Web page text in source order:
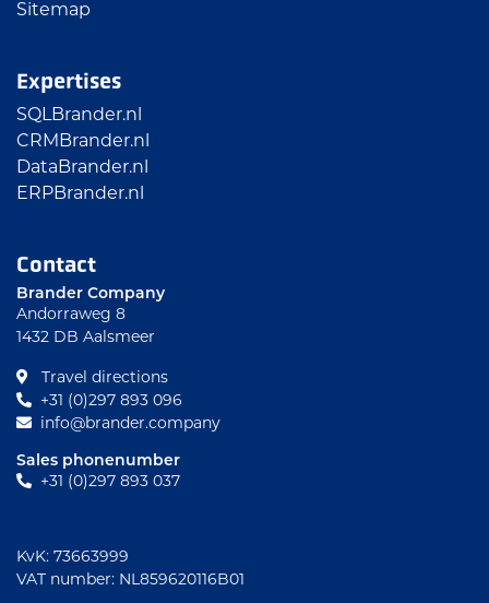
Sitemap
Expertises
SQLBrander.nl
CRMBrander.nl
DataBrander.nl
ERPBrander.nl
Contact
Brander Company
Andorraweg 8
1432 DB Aalsmeer
Travel directions
+31 (0)297 893 096
info@brander.company
Sales phonenumber
+31 (0)297 893 037
KvK: 73663999
VAT number: NL859620116B01